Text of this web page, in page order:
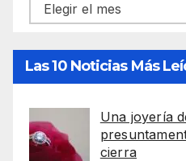
Archivos
Las 10 Noticias Más
Una joyería
cierra